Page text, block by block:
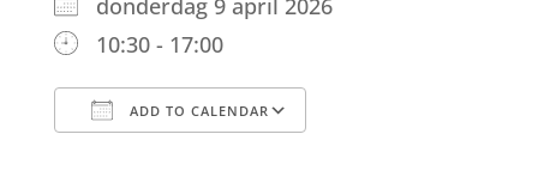
donderdag 9 april 2026
10:30 - 17:00
ADD TO CALENDAR